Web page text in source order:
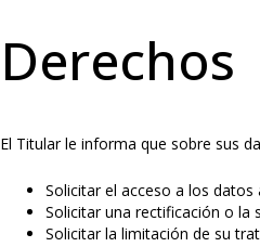
Derechos
El Titular le informa que sobre sus
Solicitar el acceso a los datos
Solicitar una rectificación o la
Solicitar la limitación de su